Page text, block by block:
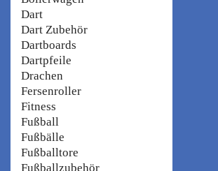
Dart
Dart Zubehör
Dartboards
Dartpfeile
Drachen
Fersenroller
Fitness
Fußball
Fußbälle
Fußballtore
Fußballzubehör